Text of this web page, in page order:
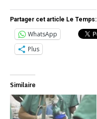
Partager cet article Le Temps:
WhatsApp
Plus
Similaire